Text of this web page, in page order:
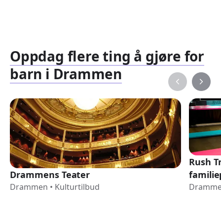
Oppdag flere ting å gjøre for
barn i Drammen
Drammens Teater
Drammen • Kulturtilbud
Rush